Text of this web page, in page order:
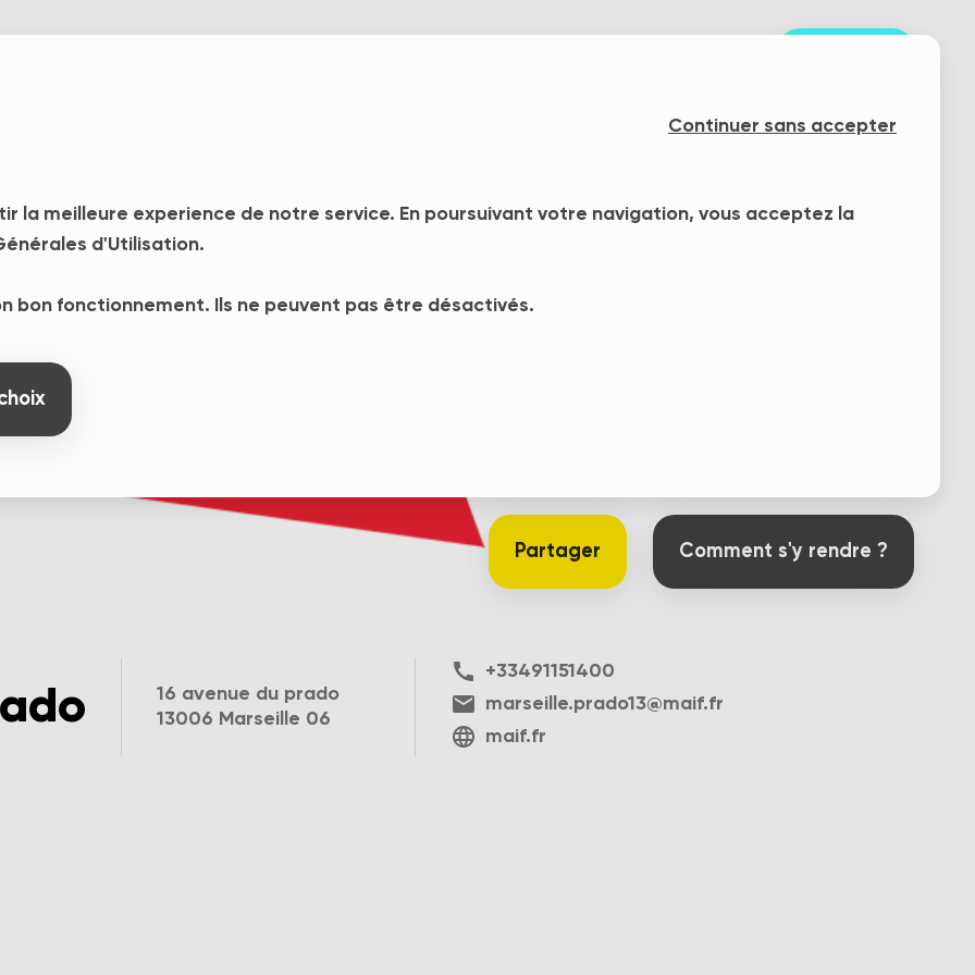
Partager Comment s'y rendre ?
16 avenue du prado
13006 Marseille 06
+33491151400
marseille.prado13@maif.fr
maif.fr
Continuer sans accepter
la meilleure experience de notre service. En poursuivant votre navigation, vous acceptez la
d'Utilisation.
bon fonctionnement. Ils ne peuvent pas être désactivés.